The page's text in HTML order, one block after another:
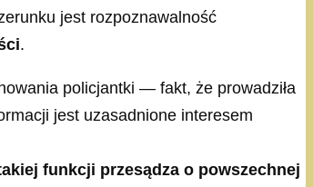
jest rozpoznawalność
.
policjantki — fakt, że prowadziła
jest uzasadnione interesem
funkcji przesądza o powszechnej